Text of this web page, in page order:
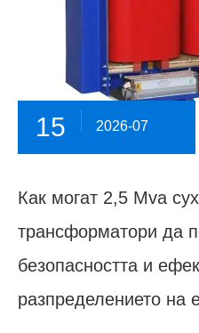
15 2026-07
Как могат 2,5 Mva
трансформатори да
безопасността и
разпределението на